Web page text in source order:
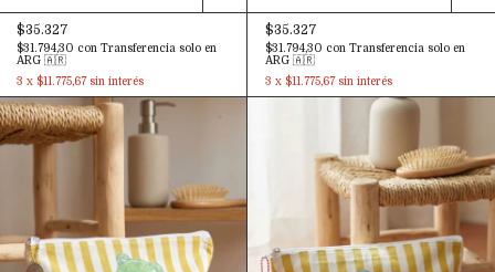
$35.327
$31.794,30 con Transferencia solo en
ARG 🇦🇷
3 x $11.775,67 sin interés
$35.327
$31.794,30 con Transferencia solo en
ARG 🇦🇷
3 x $11.775,67 sin interés